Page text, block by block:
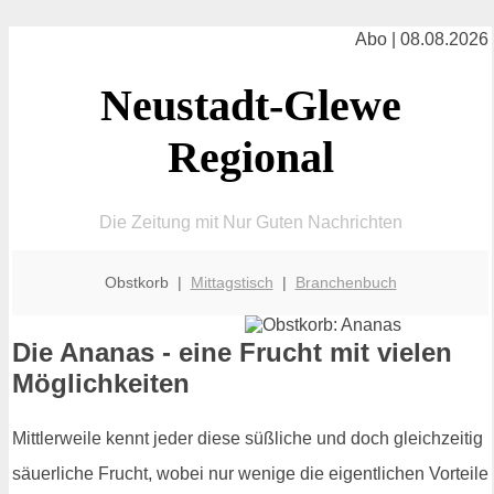
Abo | 08.08.2026
Neustadt-Glewe
Regional
Die Zeitung mit Nur Guten Nachrichten
Obstkorb | Mittagstisch | Branchenbuch
Die Ananas - eine Frucht mit vielen
Möglichkeiten
Mittlerweile kennt jeder diese süßliche und doch gleichzeitig
säuerliche Frucht, wobei nur wenige die eigentlichen Vorteile